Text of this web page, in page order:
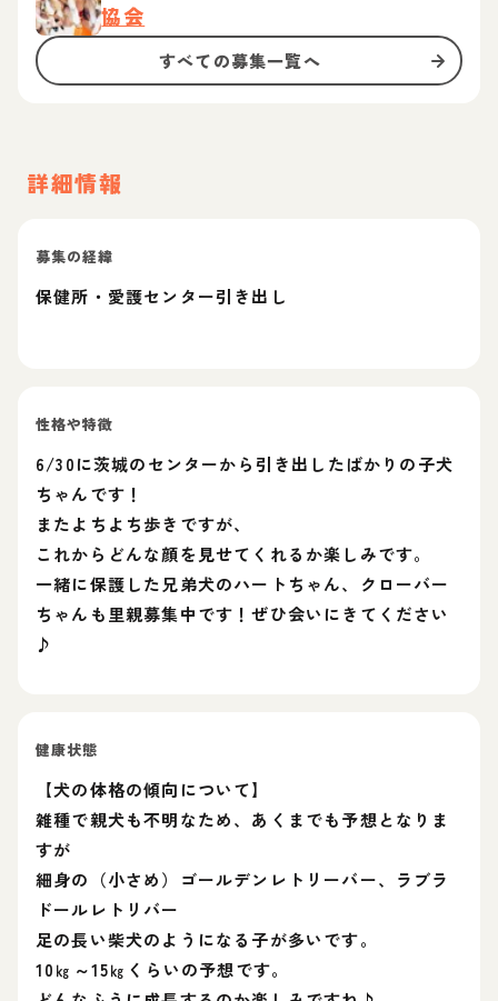
協会
すべての募集一覧へ
詳細情報
募集の経緯
保健所・愛護センター引き出し
性格や特徴
6/30に茨城のセンターから引き出したばかりの子犬
ちゃんです！
またよちよち歩きですが、
これからどんな顔を見せてくれるか楽しみです。
一緒に保護した兄弟犬のハートちゃん、クローバー
ちゃんも里親募集中です！ぜひ会いにきてください
♪
健康状態
【犬の体格の傾向について】
雑種で親犬も不明なため、あくまでも予想となりま
すが
細身の（小さめ）ゴールデンレトリーバー、ラブラ
ドールレトリバー
足の長い柴犬のようになる子が多いです。
10㎏～15㎏くらいの予想です。